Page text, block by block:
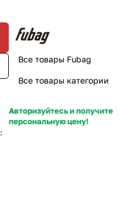
:
Все товары Fubag
Все товары категории
Авторизуйтесь и получите
персональную цену!